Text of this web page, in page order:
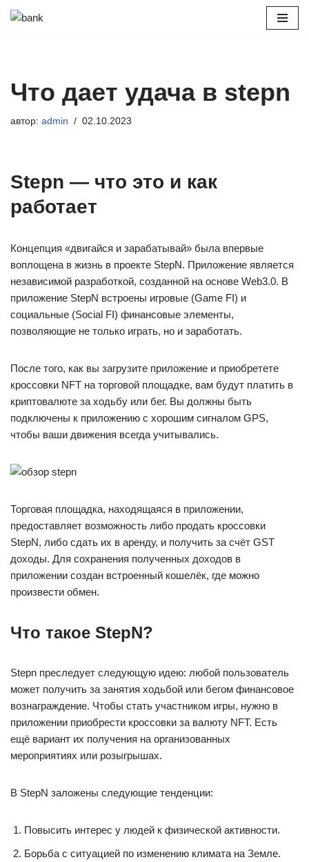
Что дает удача в stepn
автор: admin 02.10.2023
Stepn — что это и как
работает
Концепция «двигайся и зарабатывай» была впервые
воплощена в жизнь в проекте StepN. Приложение является
независимой разработкой, созданной на основе Web3.0. В
приложение StepN встроены игровые (Game FI) и
социальные (Social FI) финансовые элементы,
позволяющие не только играть, но и заработать.
После того, как вы загрузите приложение и приобретете
кроссовки NFT на торговой площадке, вам будут платить в
криптовалюте за ходьбу или бег. Вы должны быть
подключены к приложению с хорошим сигналом GPS,
чтобы ваши движения всегда учитывались.
Торговая площадка, находящаяся в приложении,
предоставляет возможность либо продать кроссовки
StepN, либо сдать их в аренду, и получить за счёт GST
доходы. Для сохранения полученных доходов в
приложении создан встроенный кошелёк, где можно
произвести обмен.
Что такое StepN?
Stepn преследует следующую идею: любой пользователь
может получить за занятия ходьбой или бегом финансовое
вознаграждение. Чтобы стать участником игры, нужно в
приложении приобрести кроссовки за валюту NFT. Есть
ещё вариант их получения на организованных
мероприятиях или розыгрышах.
В StepN заложены следующие тенденции:
Повысить интерес у людей к физической активности.
Борьба с ситуацией по изменению климата на Земле.